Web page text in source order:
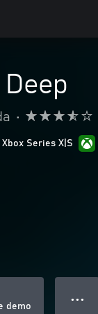
•
Series X|S
demo
● ● ●